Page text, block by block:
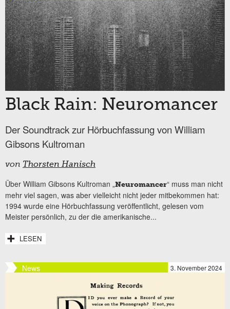
Black Rain: Neuromancer
Der Soundtrack zur Hörbuchfassung von William
Gibsons Kultroman
von Thorsten Hanisch
Über William Gibsons Kultroman „Neuromancer“ muss man nicht
mehr viel sagen, was aber vielleicht nicht jeder mitbekommen hat:
1994 wurde eine Hörbuchfassung veröffentlicht, gelesen vom
Meister persönlich, zu der die amerikanische...
LESEN
News 3. November 2024